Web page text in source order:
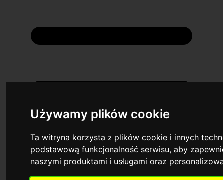
Używamy plików cookie
Ta witryna korzysta z plików cookie i innych
podstawową funkcjonalność serwisu,aby
naszymi produktami i usługami oraz